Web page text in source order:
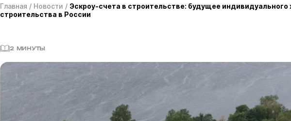
Главная / Новости / Эскроу-счета в строительстве: будущее индивидуального
строительства в России
2 МИНУТЫ